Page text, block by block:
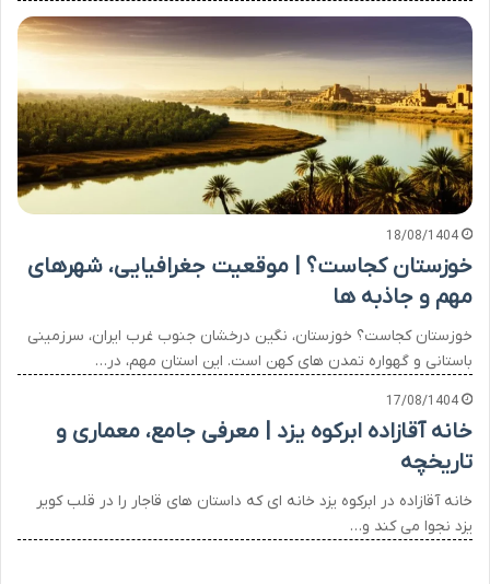
18/08/1404
خوزستان کجاست؟ | موقعیت جغرافیایی، شهرهای
مهم و جاذبه ها
خوزستان کجاست؟ خوزستان، نگین درخشان جنوب غرب ایران، سرزمینی
باستانی و گهواره تمدن های کهن است. این استان مهم، در…
17/08/1404
خانه آقازاده ابرکوه یزد | معرفی جامع، معماری و
تاریخچه
خانه آقازاده در ابرکوه یزد خانه ای که داستان های قاجار را در قلب کویر
یزد نجوا می کند و…